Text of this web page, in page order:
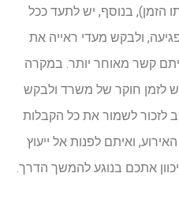
הזמן), בנוסף, יש לתעד ככל
ולבקש מעדי ראייה את
קשר מאוחר יותר. במקרה
לזמן חוקר של משרד ולבקש
לזכור לשמור את כל הקבלות
ואיתם לפנות אל ייעוץ
אתכם בנוגע להמשך הדרך.